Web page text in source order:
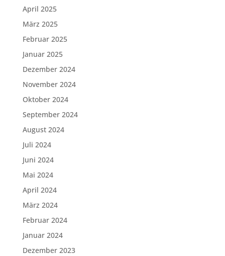
April 2025
März 2025
Februar 2025
Januar 2025
Dezember 2024
November 2024
Oktober 2024
September 2024
August 2024
Juli 2024
Juni 2024
Mai 2024
April 2024
März 2024
Februar 2024
Januar 2024
Dezember 2023